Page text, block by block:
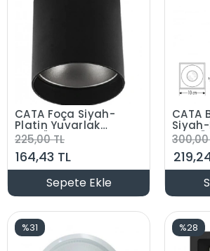
CATA Foça Siyah-
Platin Yuvarlak
Sıva Üstü Armatür
GU-10 Duylu
(Ampulsüz)
225,00 TL
164,43 TL
Sepete Ekle
CATA
Sıva
GU-10
300,00
%31 %28